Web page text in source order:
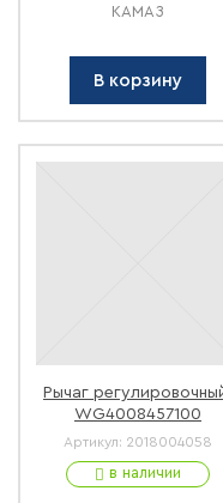
КАМАЗ
В корзину
Рычаг
WG4008457100
Артикул: 2018004058
в наличии